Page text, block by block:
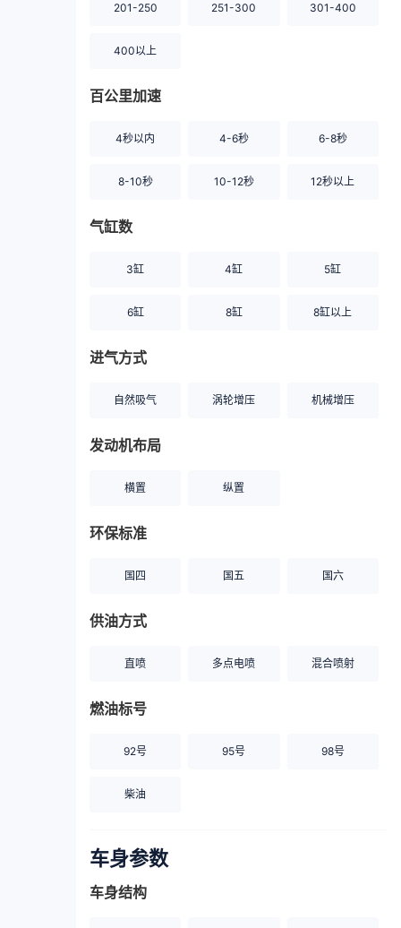
201-250 251-300 301-400
400以上
百公里加速
4秒以内 4-6秒 6-8秒
8-10秒 10-12秒 12秒以上
气缸数
3缸 4缸 5缸
6缸 8缸 8缸以上
进气方式
自然吸气 涡轮增压 机械增压
发动机布局
横置 纵置
环保标准
国四 国五 国六
供油方式
直喷 多点电喷 混合喷射
燃油标号
92号 95号 98号
柴油
车身参数
车身结构